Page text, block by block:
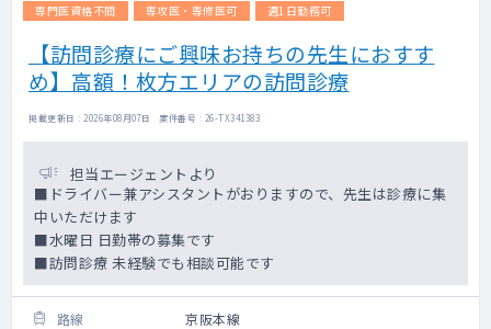
専門医資格不問
専攻医・専修医可 週1日勤務可
【訪問診療にご興味お持ちの先生におすす
め】高額！枚方エリアの訪問診療
掲載更新日 : 2026年08月07日 案件番号 : 26-TX341383
担当エージェントより
■ドライバー兼アシスタントがおりますので、先生は診療に集
中いただけます
■水曜日 日勤帯の募集です
■訪問診療 未経験でも相談可能です
路線 京阪本線